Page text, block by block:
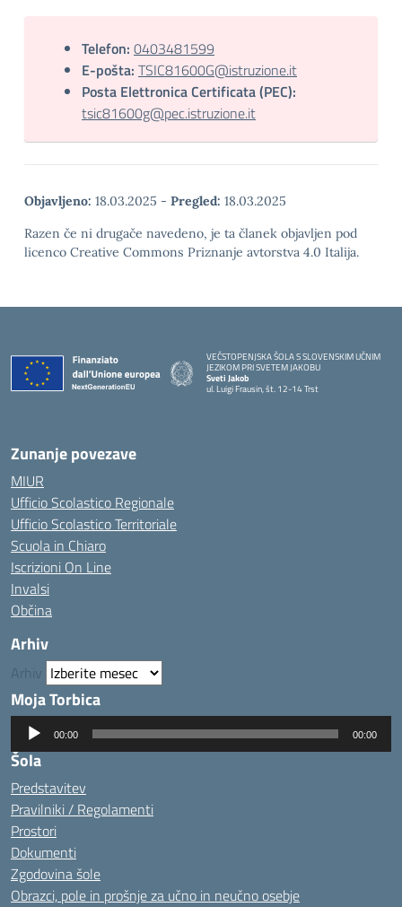
Telefon: 0403481599
E-pošta: TSIC81600G@istruzione.it
Posta Elettronica Certificata (PEC):
tsic81600g@pec.istruzione.it
Objavljeno: 18.03.2025 - Pregled: 18.03.2025
Razen če ni drugače navedeno, je ta članek objavljen pod
licenco Creative Commons Priznanje avtorstva 4.0 Italija.
VEČSTOPENJSKA ŠOLA S SLOVENSKIM UČNIM
JEZIKOM PRI SVETEM JAKOBU
Sveti Jakob
ul. Luigi Frausin, št. 12-14 Trst
— Visita la pagina iniziale della scuola
Zunanje povezave
MIUR
Ufficio Scolastico Regionale
Ufficio Scolastico Territoriale
Scuola in Chiaro
Iscrizioni On Line
Invalsi
Občina
Arhiv
Arhiv
Moja Torbica
Predvajalnik
zvoka
00:00 00:00
Šola
Predstavitev
Pravilniki / Regolamenti
Prostori
Dokumenti
Zgodovina šole
Obrazci, pole in prošnje za učno in neučno osebje